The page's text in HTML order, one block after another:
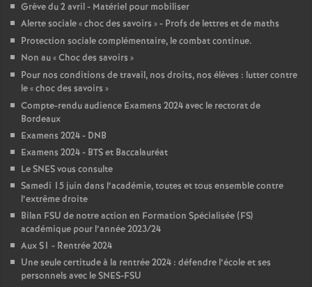
u
r
s
Grève du 2 avril - Matériel pour mobiliser
Alerte sociale «choc des savoirs » - Profs de lettres et de maths
Protection sociale complémentaire, le combat continue.
Non au «Choc des savoirs »
Pour nos conditions de travail, nos droits, nos élèves : lutter contre
le «choc des savoirs »
Compte-rendu audience Examens 2024 avec le rectorat de
Bordeaux
Examens 2024 - DNB
Examens 2024 - BTS et Baccalauréat
Le SNES vous consulte
Samedi 15 juin dans l’académie, toutes et tous ensemble contre
l’extrême droite
Bilan FSU de notre action en Formation Spécialisée (FS)
académique pour l’année 2023/24
Aux S1 - Rentrée 2024
Une seule certitude à la rentrée 2024 : défendre l’école et ses
personnels avec le SNES-FSU